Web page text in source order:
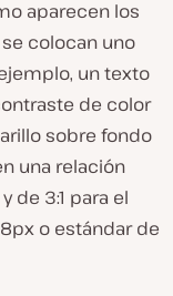
aparecen los
colocan uno
un texto
de color
sobre fondo
una relación
de 3:1 para el
o estándar de